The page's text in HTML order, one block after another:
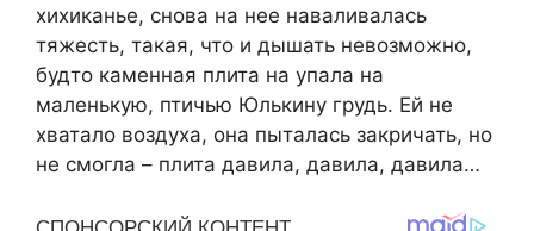
хихиканье, снова на нее наваливалась
тяжесть, такая, что и дышать невозможно,
будто каменная плита на упала на
маленькую, птичью Юлькину грудь. Ей не
хватало воздуха, она пыталась закричать, но
не смогла – плита давила, давила, давила…